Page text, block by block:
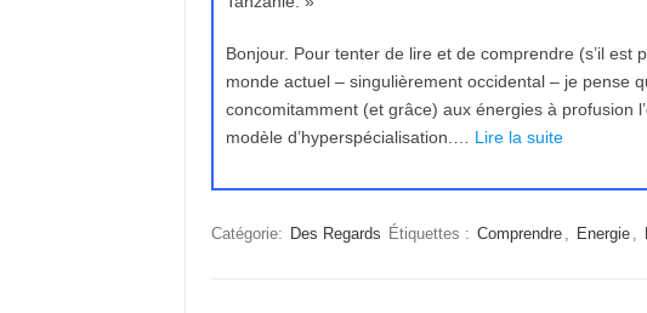
Bonjour. Pour tenter de lire et de comprendre (s’il est
monde actuel – singulièrement occidental – je pense
concomitamment (et grâce) aux énergies à profusion
modèle d’hyperspécialisation.… Lire la suite
Catégorie: Des Regards Étiquettes : Comprendre Energie